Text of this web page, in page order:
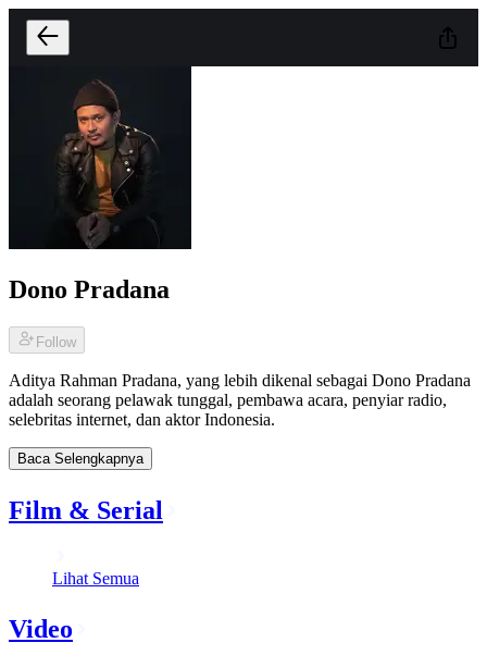
Dono Pradana
Follow
Aditya Rahman Pradana, yang lebih dikenal sebagai Dono Pradana
adalah seorang pelawak tunggal, pembawa acara, penyiar radio,
selebritas internet, dan aktor Indonesia.
Baca Selengkapnya
Film & Serial
Lihat Semua
Video